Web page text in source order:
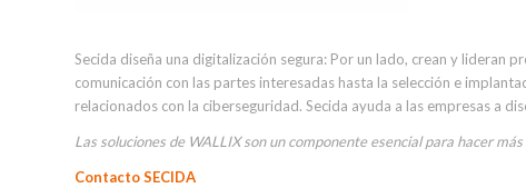
Secida diseña una digitalización segura: Por un lado, crean y lideran
comunicación con las partes interesadas hasta la selección e
relacionados con la ciberseguridad. Secida ayuda a las empresas a
Las soluciones de WALLIX son un componente esencial para hacer
Contacto SECIDA